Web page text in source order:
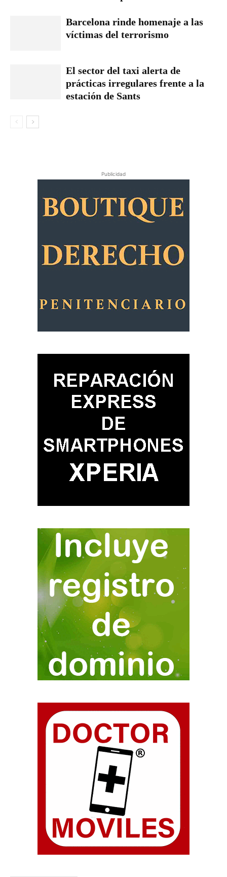
Barcelona rinde homenaje a las
víctimas del terrorismo
El sector del taxi alerta de
prácticas irregulares frente a la
estación de Sants
Publicidad